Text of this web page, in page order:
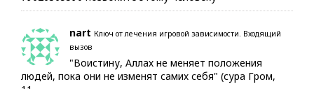
nart Ключ от лечения игровой зависимости. Входящий
вызов
"Воистину, Аллах не меняет положения
людей, пока они не изменят самих себя" (сура Гром,